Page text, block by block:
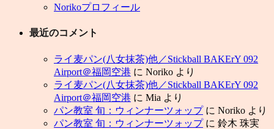
Norikoプロフィール
最近のコメント
ライ麦パン(八女抹茶)他／Stickball BAKErY 092
Airport＠福岡空港 に Noriko より
ライ麦パン(八女抹茶)他／Stickball BAKErY 092
Airport＠福岡空港 に Mia より
パン教室 旬：ウィンナーツォップに Noriko より
パン教室 旬：ウィンナーツォップに 鈴木 珠実